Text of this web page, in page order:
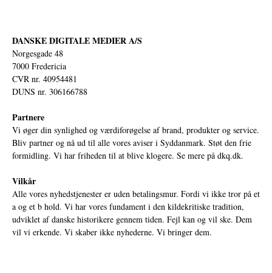
DANSKE DIGITALE MEDIER A/S
Norgesgade 48
7000 Fredericia
CVR nr. 40954481
DUNS nr. 306166788
Partnere
Vi øger din synlighed og værdiforøgelse af brand, produkter og service.
Bliv partner og nå ud til alle vores aviser i Syddanmark. Støt den frie
formidling. Vi har friheden til at blive klogere. Se mere på dkq.dk.
Vilkår
Alle vores nyhedstjenester er uden betalingsmur. Fordi vi ikke tror på et
a og et b hold. Vi har vores fundament i den kildekritiske tradition,
udviklet af danske historikere gennem tiden. Fejl kan og vil ske. Dem
vil vi erkende. Vi skaber ikke nyhederne. Vi bringer dem.